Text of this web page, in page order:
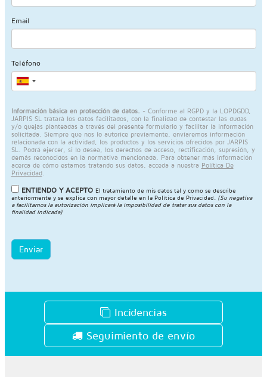
Email
Teléfono
Información básica en protección de datos.
- Conforme al RGPD y la LOPDGDD,
JARPIS SL tratará los datos facilitados, con la finalidad de contestar las dudas
y/o quejas planteadas a través del presente formulario y facilitar la información
solicitada. Siempre que nos lo autorice previamente, enviaremos información
relacionada con la actividad, los productos y los servicios ofrecidos por JARPIS
SL. Podrá ejercer, si lo desea, los derechos de acceso, rectificación, supresión, y
demás reconocidos en la normativa mencionada. Para obtener más información
acerca de cómo estamos tratando sus datos, acceda a nuestra Política De
Privacidad.
ENTIENDO Y ACEPTO El tratamiento de mis datos tal y como se describe
anteriormente y se explica con mayor detalle en la Política de Privacidad
(Su negativa
a facilitarnos la autorización implicará la imposibilidad de tratar sus datos con la
finalidad indicada)
Enviar
Incidencias
Seguimiento de envío